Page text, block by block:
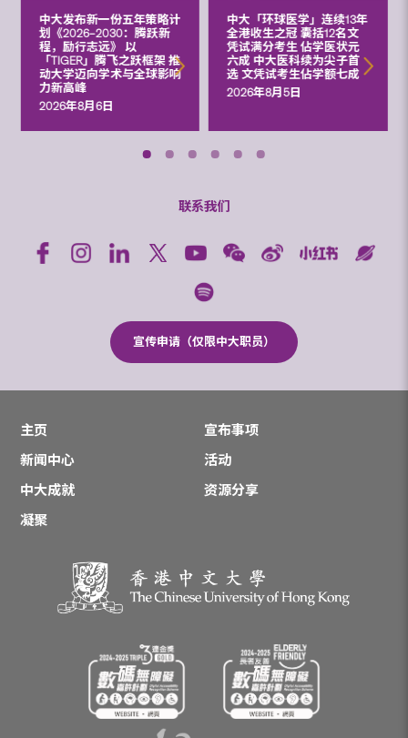
中大发布新一份五年策略计
划《2026‒2030：腾跃新
程，励行志远》 以
「TIGER」腾飞之跃框架 推
动大学迈向学术与全球影响
力新高峰
2026年8月6日
中大「环球医学」连续13年
全港收生之冠 囊括12名文
凭试满分考生 佔学医状元
六成 中大医科续为尖子首
选 文凭试考生佔学额七成
2026年8月5日
联系我们
宣传申请（仅限中大职员）
主页
宣布事项
新闻中心
活动
中大成就
资源分享
凝聚